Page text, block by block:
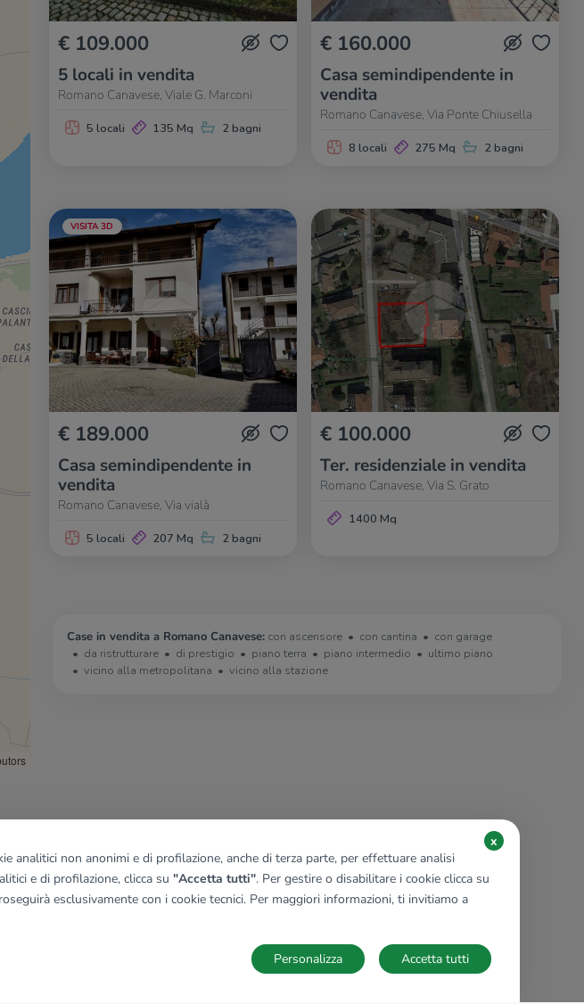
€ 109.000
5 locali in vendita
Romano Canavese, Viale G. Marconi
5 locali 135 Mq 2 bagni
€ 160.000
Casa semindipendente in
vendita
Romano Canavese, Via Ponte Chiusella
8 locali 275 Mq 2 bagni
VISITA 3D
€ 189.000
Casa semindipendente in
vendita
Romano Canavese, Via vialà
5 locali 207 Mq 2 bagni
€ 100.000
Ter. residenziale in vendita
Romano Canavese, Via S. Grato
1400 Mq
Case in vendita a Romano Canavese: con ascensore con cantina
con garage
da ristrutturare
di prestigio piano terra piano intermedio
ultimo piano
vicino alla metropolitana
vicino alla stazione
analitici non anonimi e di profilazione, anche di terza parte, per effettuare analisi
e di profilazione, clicca su "Accetta tutti". Per gestire o disabilitare i cookie clicca su
esclusivamente con i cookie tecnici. Per maggiori informazioni, ti invitiamo a
x
Accetta tutti
Personalizza